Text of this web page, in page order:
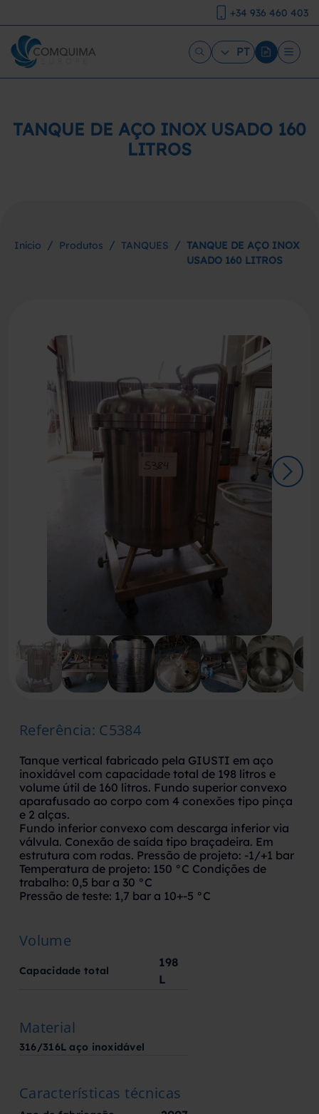
+34 936 460 403
PT
TANQUE DE AÇO INOX USADO 160
LITROS
Início / Produtos / TANQUES / TANQUE DE AÇO INOX
USADO 160 LITROS
Referência: C5384
Tanque vertical fabricado pela GIUSTI em aço
inoxidável com capacidade total de 198 litros e
volume útil de 160 litros. Fundo superior convexo
aparafusado ao corpo com 4 conexões tipo pinça
e 2 alças.
Fundo inferior convexo com descarga inferior via
válvula. Conexão de saída tipo braçadeira. Em
estrutura com rodas. Pressão de projeto: -1/+1 bar
Temperatura de projeto: 150 °C Condições de
trabalho: 0,5 bar a 30 °C
Pressão de teste: 1,7 bar a 10+-5 °C
Volume
Capacidade total
198
L
Material
316/316L aço inoxidável
Características técnicas